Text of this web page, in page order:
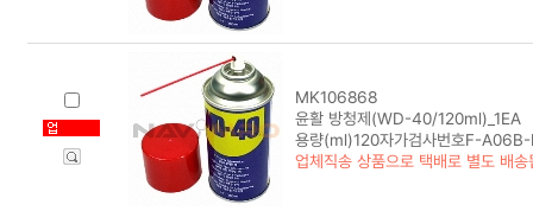
MK106868
윤활 방청제(WD-40/120ml)_1EA
용량(ml)120자가검사번호F-
업체직송 상품으로 택배로 별도 배송